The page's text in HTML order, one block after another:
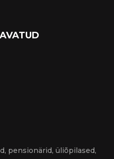
pensionärid, üliõpilased,